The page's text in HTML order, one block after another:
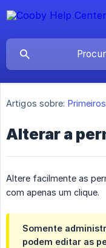
Artigos sobre:
Alterar a
Altere facilmente as
com apenas um clique.
Somente
podem editar as